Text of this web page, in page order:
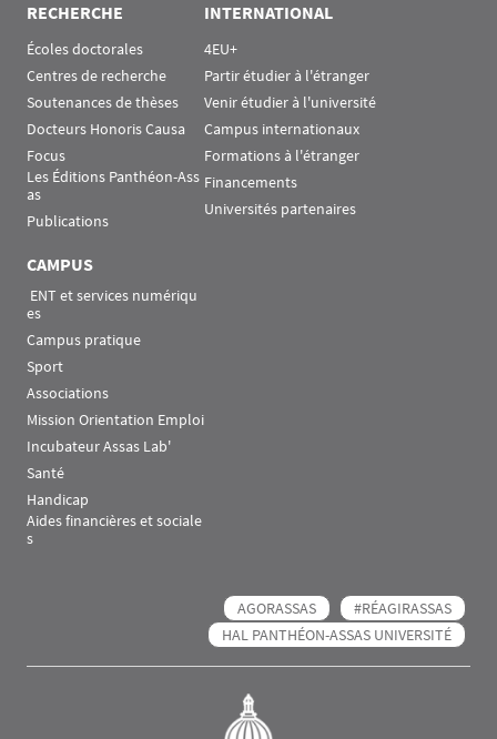
RECHERCHE
Écoles doctorales
Centres de recherche
Soutenances de thèses
Docteurs Honoris Causa
Focus
Les Éditions Panthéon-Ass
as
Publications
INTERNATIONAL
4EU+
Partir étudier à l'étranger
Venir étudier à l'université
Campus internationaux
Formations à l'étranger
Financements
Universités partenaires
CAMPUS
es
Campus pratique
Sport
Associations
Mission Orientation Emploi
Incubateur Assas Lab'
Santé
Handicap
Aides financières et sociale
s
AGORASSAS
#RÉAGIRASSAS
HAL PANTHÉON-ASSAS UNIVERSITÉ